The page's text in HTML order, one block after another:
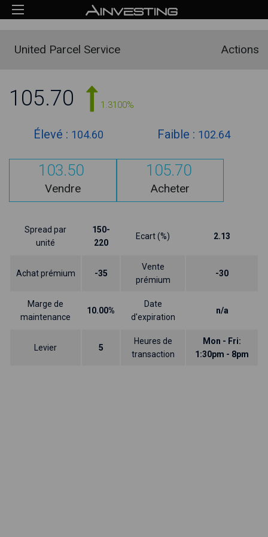
United Parcel Service Actions
105.70 1.3100%
Élevé : 104.60 Faible : 102.64
103.50
Vendre
105.70
Acheter
Spread par
unité
150-
220
Ecart (%) 2.13
Achat prémium -35
Vente
prémium
-30
Marge de
maintenance
10.00%
Date
d'expiration
n/a
Levier 5
Heures de
transaction
Mon - Fri:
1:30pm - 8pm